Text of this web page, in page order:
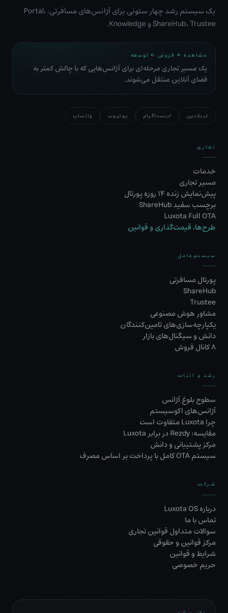
یک سیستم رشد چهار ستونی برای آژانس‌های مسافرتی: Portal،
ShareHub، Trustee و Knowledge.
مشاهده ← فروش ← توسعه
یک مسیر تجاری مرحله‌ای برای آژانس‌هایی که با چالش کمتر به
فضای آنلاین منتقل می‌شوند.
لینکدین اینستاگرام یوتیوب واتساپ
تجاری
خدمات
مسیر تجاری
پیش‌نمایش زنده ۱۴ روزه پورتال
برچسب سفید ShareHub
Luxota Full OTA
طرح‌ها، قیمت‌گذاری و قوانین
سیستم‌عامل
پورتال مسافرتی
ShareHub
Trustee
مشاور هوش مصنوعی
یکپارچه‌سازی‌های تامین‌کنندگان
دانش و سیگنال‌های بازار
۸ کانال فروش
رشد و اثبات
سطوح بلوغ آژانس
آژانس‌های اکوسیستم
چرا Luxota متفاوت است
مقایسه: Rezdy در برابر Luxota
مرکز پشتیبانی و دانش
سیستم OTA کامل با پرداخت بر اساس مصرف
شرکت
درباره Luxota OS
تماس با ما
سوالات متداول قوانین تجاری
مرکز قوانین و حقوقی
شرایط و قوانین
حریم خصوصی